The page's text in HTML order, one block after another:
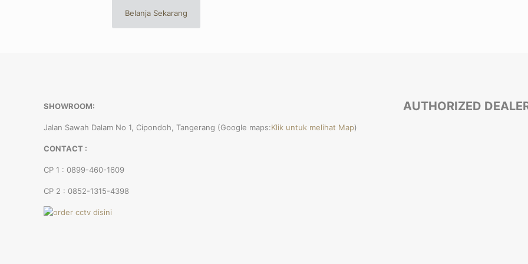
Belanja Sekarang
SHOWROOM:
Jalan Sawah Dalam No 1, Cipondoh, Tangerang (Google maps:Klik untuk melihat Map)
CONTACT :
CP 1 : 0899-460-1609
CP 2 : 0852-1315-4398
AUTHORIZED